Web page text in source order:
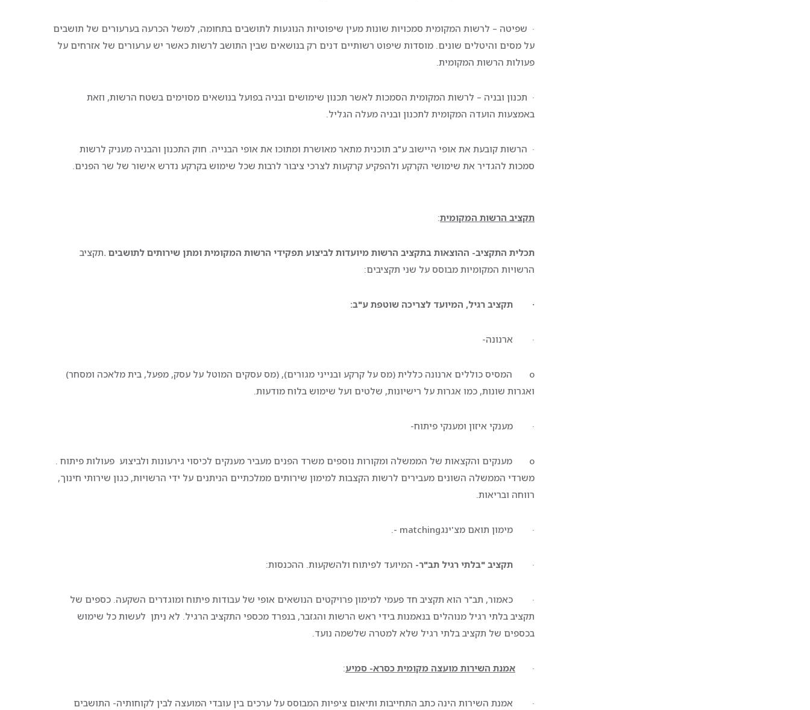
· שפיטה – לרשות המקומית סמכויות שונות מעין שיפוטיות הנוגעות לתושבים בתחומה, למשל הכרעה בערעורים של תושבים
על מסים והיטלים שונים. מוסדות שיפוט רשותיים דנים רק בנושאים שבין התושב לרשות כאשר יש ערעורים של אזרחים על
פעולות הרשות המקומית.
· תכנון ובניה – לרשות המקומית הסמכות לאשר תכנון שימושים ובניה בפועל בנושאים מסוימים בשטח הרשות, וזאת
באמצעות הועדה המקומית לתכנון ובניה מעלה הגליל.
· הרשות קובעת את אופי היישוב ע"ב תוכנית מתאר מאושרת ומתוכו את אופי הבנייה. חוק התכנון והבניה מעניק לרשות
סמכות להגדיר את שימושי הקרקע ולהפקיע קרקעות לצרכי ציבור לרבות שכל שימוש בקרקע נדרש אישור של שר הפנים.
תקציב הרשות המקומית:
תכלית התקציב- ההוצאות בתקציב הרשות מיועדות לביצוע תפקידי הרשות המקומית ומתן שירותים לתושבים .תקציב
הרשויות המקומיות מבוסס על שני תקציבים:
· תקציב רגיל, המיועד לצריכה שוטפת ע"ב:
· ארנונה-
o המסיס כוללים ארנונה כללית (מס על קרקע ובנייני מגורים), (מס עסקים המוטל על עסק, מפעל, בית מלאכה ומסחר)
ואגרות שונות, כמו אגרות על רישיונות, שלטים ועל שימוש בלוח מודעות.
· מענקי איזון ומענקי פיתוח-
o מענקים והקצאות של הממשלה ומקורות נוספים משרד הפנים מעביר מענקים לכיסוי גירעונות ולביצוע פעולות פיתוח .
משרדי הממשלה השונים מעבירים לרשות הקצבות למימון שירותים ממלכתיים הניתנים על ידי הרשויות, כגון שירותי חינוך,
רווחה ובריאות.
· מימון תואם מצ'ינגmatching -.
· תקציב "בלתי רגיל תב"ר- המיועד לפיתוח ולהשקעות. ההכנסות:
· כאמור, תב"ר הוא תקציב חד פעמי למימון פרויקטים הנושאים אופי של עבודות פיתוח ומוגדרים השקעה. כספים של
תקציב בלתי רגיל מנוהלים בנאמנות בידי ראש הרשות והגזבר, בנפרד מכספי התקציב הרגיל. לא ניתן לעשות כל שימוש
בכספים של תקציב בלתי רגיל שלא למטרה שלשמה נועד.
· אמנת השירות מועצה מקומית כסרא- סמיע:
· אמנת השירות הינה כתב התחייבות ותיאום ציפיות המבוסס על ערכים בין עובדי המועצה לבין לקוחותיה- התושבים